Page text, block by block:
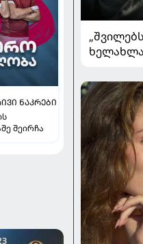
ᲜᲐᲙᲠᲔᲑᲘ
შეირჩა
პირად